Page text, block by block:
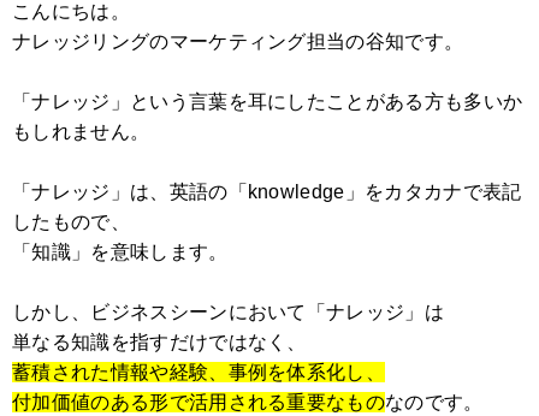
こんにちは。
ナレッジリングのマーケティング担当の谷知です。
「ナレッジ」という言葉を耳にしたことがある方も多いか
もしれません。
「ナレッジ」は、英語の「knowledge」をカタカナで表記
したもので、
「知識」を意味します。
しかし、ビジネスシーンにおいて「ナレッジ」は
単なる知識を指すだけではなく、
蓄積された情報や経験、事例を体系化し、
付加価値のある形で活用される重要なものなのです。